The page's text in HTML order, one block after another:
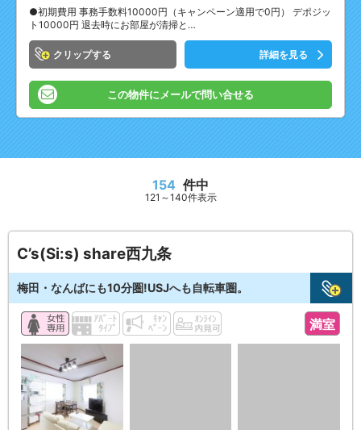
●初期費用 事務手数料10000円（キャンペーン適用で0円） デポジッ
ト10000円 退去時にお部屋が清掃と…
クリップ 詳細を見る
この物件にメールで問い合せる
154 件中
121～140件表示
C’s(Si:s) share西九条
梅田・なんばにも10分圏!USJへも自転車圏。
満室